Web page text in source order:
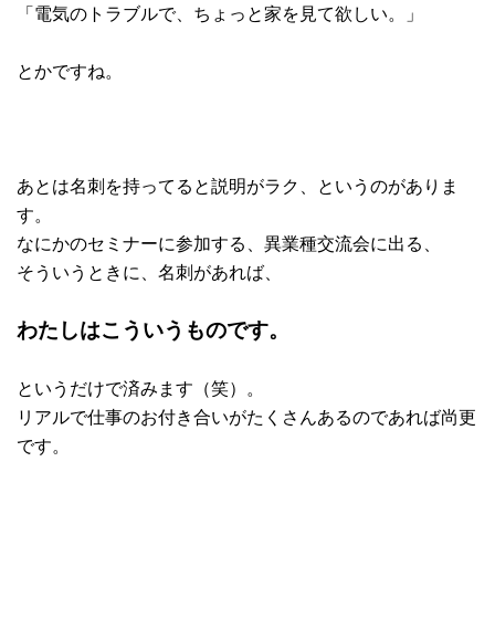
「電気のトラブルで、ちょっと家を見て欲しい。」
とかですね。
あとは名刺を持ってると説明がラク、というのがありま
す。
なにかのセミナーに参加する、異業種交流会に出る、
そういうときに、名刺があれば、
わたしはこういうものです。
というだけで済みます（笑）。
リアルで仕事のお付き合いがたくさんあるのであれば尚更
です。